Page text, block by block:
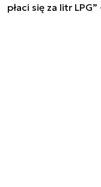
płaci się za litr